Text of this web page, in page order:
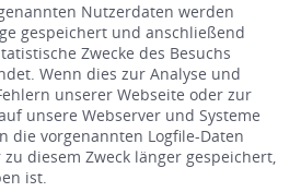
Nutzerdaten werden
gespeichert und anschließend
Zwecke des Besuchs
Wenn dies zur Analyse und
unserer Webseite oder zur
unsere Webserver und Systeme
die vorgenannten Logfile-Daten
diesem Zweck länger gespeichert,
ist.